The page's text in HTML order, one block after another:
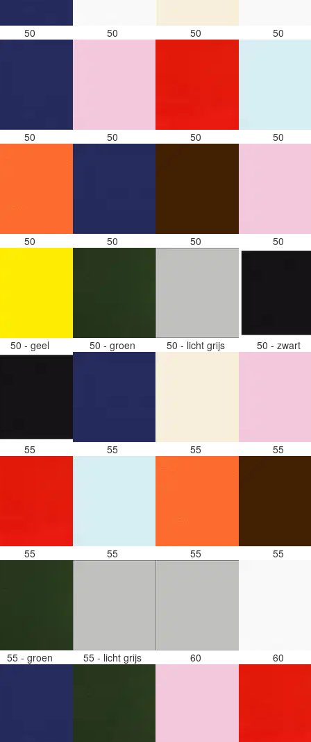
50 50 50 50
50 50 50 50
50 50 50 50
50 - geel 50 - groen 50 - licht grijs 50 - zwart
55 55 55 55
55 55 55 55
55 - groen 55 - licht grijs 60 60